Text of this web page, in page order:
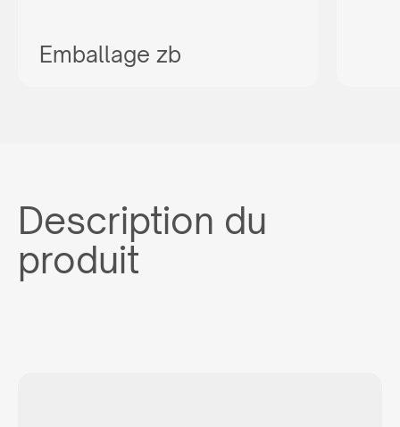
Emballage zb
Description du
produit